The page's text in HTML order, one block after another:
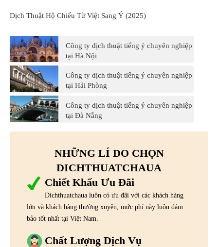
Dịch Thuật Hộ Chiếu Từ Việt Sang Ý (2025)
Công ty dịch thuật tiếng ý chuyên nghiệp
tại Hà Nội
Công ty dịch thuật tiếng ý chuyên nghiệp
tại Hải Phòng
Công ty dịch thuật tiếng ý chuyên nghiệp
tại Đà Nẵng
NHỮNG LÍ DO CHỌN
DICHTHUATCHAUA
Chiết Khấu Ưu Đãi
Dichthuatchaua luôn có ưu đãi với các khách hàng
lớn và khách hàng thường xuyên, mức phí này luôn đảm
bảo tốt nhất tại Việt Nam.
Chất Lượng Dịch Vụ